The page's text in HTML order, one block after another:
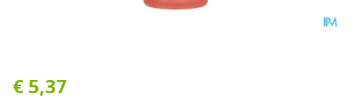
€ 5,37